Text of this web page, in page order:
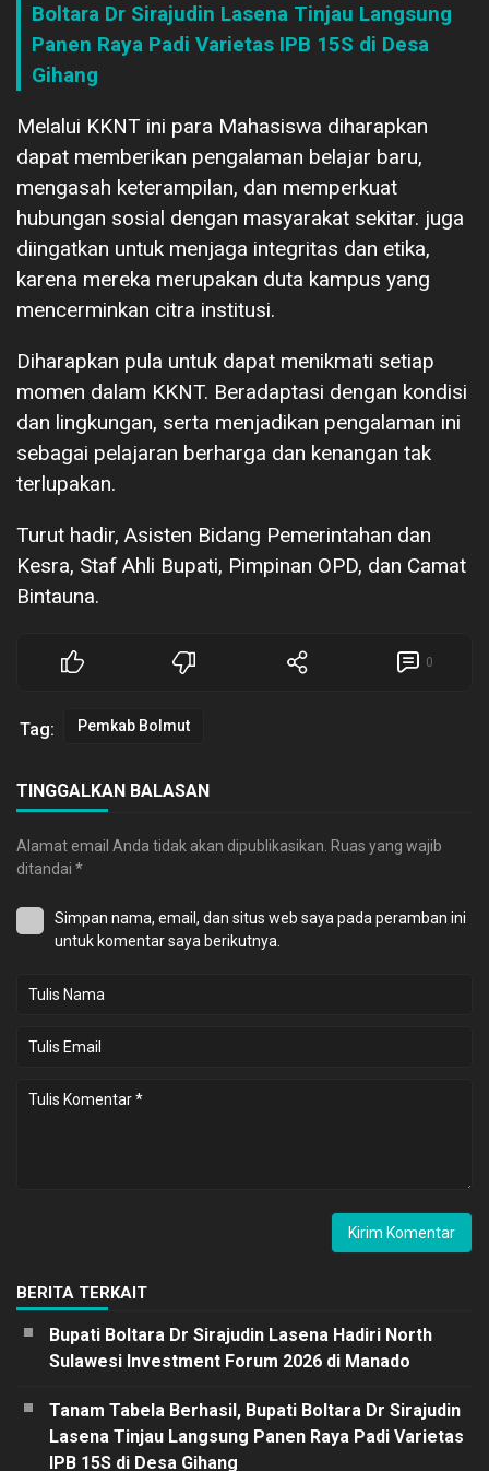
Boltara Dr Sirajudin Lasena Tinjau Langsung
Panen Raya Padi Varietas IPB 15S di Desa
Gihang
Melalui KKNT ini para Mahasiswa diharapkan
dapat memberikan pengalaman belajar baru,
mengasah keterampilan, dan memperkuat
hubungan sosial dengan masyarakat sekitar. juga
diingatkan untuk menjaga integritas dan etika,
karena mereka merupakan duta kampus yang
mencerminkan citra institusi.
Diharapkan pula untuk dapat menikmati setiap
momen dalam KKNT. Beradaptasi dengan kondisi
dan lingkungan, serta menjadikan pengalaman ini
sebagai pelajaran berharga dan kenangan tak
terlupakan.
Turut hadir, Asisten Bidang Pemerintahan dan
Kesra, Staf Ahli Bupati, Pimpinan OPD, dan Camat
Bintauna.
0
Tag: Pemkab Bolmut
TINGGALKAN BALASAN
Alamat email Anda tidak akan dipublikasikan. Ruas yang wajib
ditandai *
Simpan nama, email, dan situs web saya pada peramban ini
untuk komentar saya berikutnya.
BERITA TERKAIT
Bupati Boltara Dr Sirajudin Lasena Hadiri North
Sulawesi Investment Forum 2026 di Manado
Tanam Tabela Berhasil, Bupati Boltara Dr Sirajudin
Lasena Tinjau Langsung Panen Raya Padi Varietas
IPB 15S di Desa Gihang